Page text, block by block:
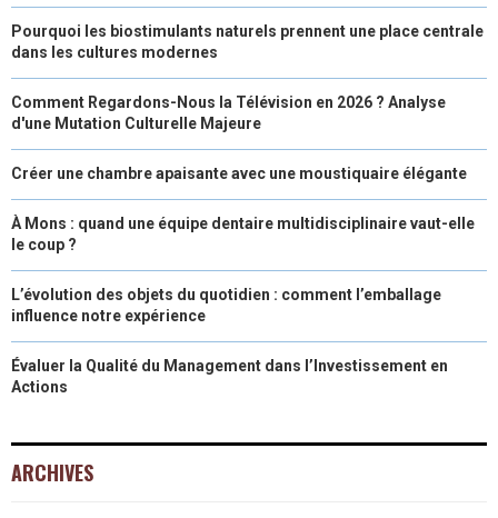
Pourquoi les biostimulants naturels prennent une place centrale
dans les cultures modernes
Comment Regardons-Nous la Télévision en 2026 ? Analyse
d'une Mutation Culturelle Majeure
Créer une chambre apaisante avec une moustiquaire élégante
À Mons : quand une équipe dentaire multidisciplinaire vaut-elle
le coup ?
L’évolution des objets du quotidien : comment l’emballage
influence notre expérience
Évaluer la Qualité du Management dans l’Investissement en
Actions
ARCHIVES